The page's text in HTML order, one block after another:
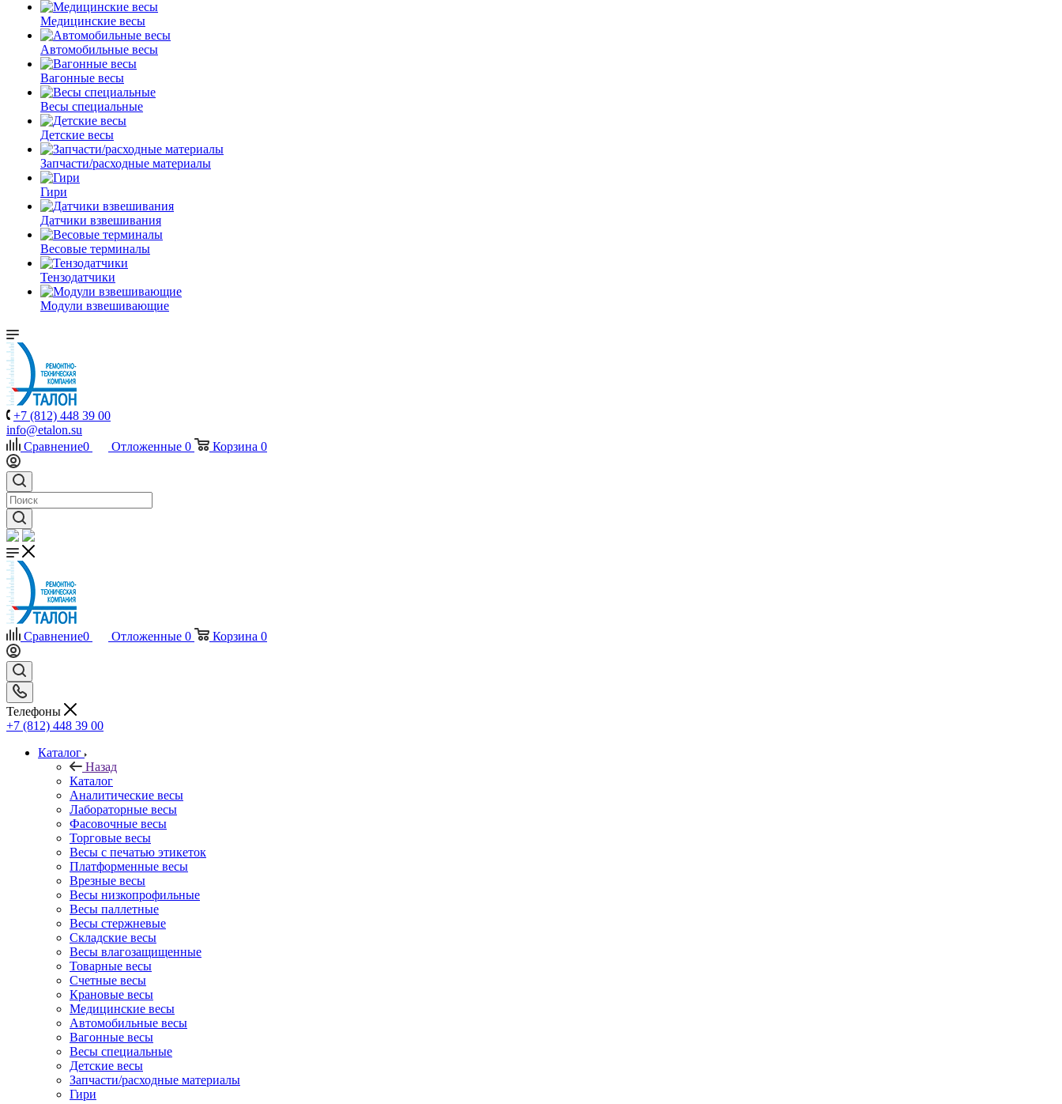
Медицинские весы
Автомобильные весы
Вагонные весы
Весы специальные
Детские весы
Запчасти/расходные материалы
Гири
Датчики взвешивания
Весовые терминалы
Тензодатчики
Модули взвешивающие
+7 (812) 448 39 00
info@etalon.su
Сравнение0 Отложенные 0 Корзина 0
Сравнение0 Отложенные 0 Корзина 0
Телефоны
+7 (812) 448 39 00
Каталог
Назад
Каталог
Аналитические весы
Лабораторные весы
Фасовочные весы
Торговые весы
Весы с печатью этикеток
Платформенные весы
Врезные весы
Весы низкопрофильные
Весы паллетные
Весы стержневые
Складские весы
Весы влагозащищенные
Товарные весы
Счетные весы
Крановые весы
Медицинские весы
Автомобильные весы
Вагонные весы
Весы специальные
Детские весы
Запчасти/расходные материалы
Гири